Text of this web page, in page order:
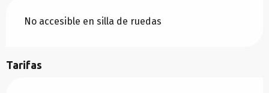
No accesible en silla de ruedas
Tarifas